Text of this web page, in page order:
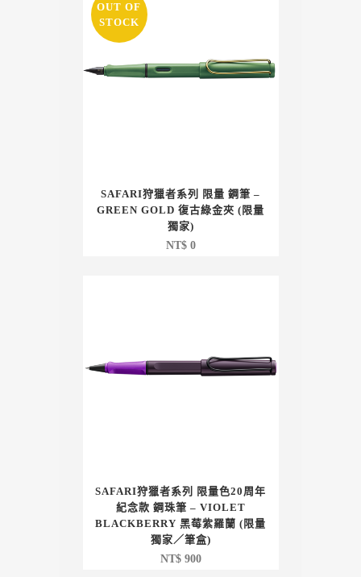
OUT OF
STOCK
SAFARI狩獵者系列 限量 鋼筆 –
GREEN GOLD 復古綠金夾 (限量
獨家)
NT$0
SAFARI狩獵者系列 限量色20周年
紀念款 鋼珠筆 – VIOLET
BLACKBERRY 黑莓紫羅蘭 (限量
獨家／筆盒)
NT$900